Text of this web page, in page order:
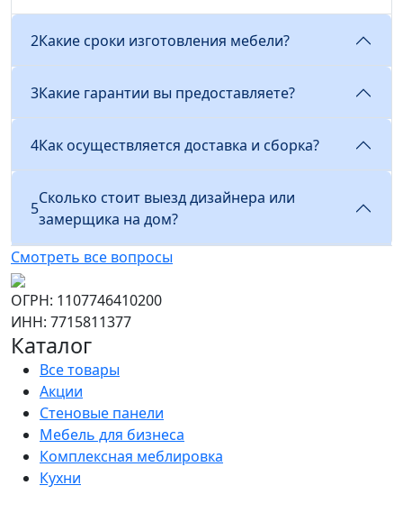
2Какие сроки изготовления мебели?
3Какие гарантии вы предоставляете?
4Как осуществляется доставка и сборка?
5
Сколько стоит выезд дизайнера или
замерщика на дом?
Смотреть все вопросы
ОГРН: 1107746410200
ИНН: 7715811377
Каталог
Все товары
Акции
Стеновые панели
Мебель для бизнеса
Комплексная меблировка
Кухни